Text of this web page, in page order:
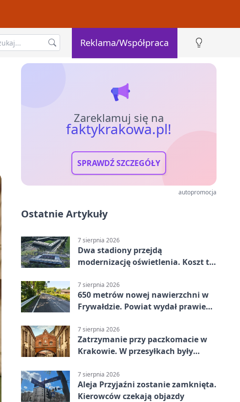
Reklama/Współpraca
Zareklamuj się na
faktykrakowa.pl!
SPRAWDŹ SZCZEGÓŁY
autopromocja
Ostatnie Artykuły
7 sierpnia 2026
Dwa stadiony przejdą
modernizację oświetlenia. Koszt to
7 sierpnia 2026
650 metrów nowej nawierzchni w
Frywałdzie. Powiat wydał prawie
7 sierpnia 2026
Zatrzymanie przy paczkomacie w
Krakowie. W przesyłkach były
7 sierpnia 2026
Aleja Przyjaźni zostanie zamknięta.
Kierowców czekają objazdy